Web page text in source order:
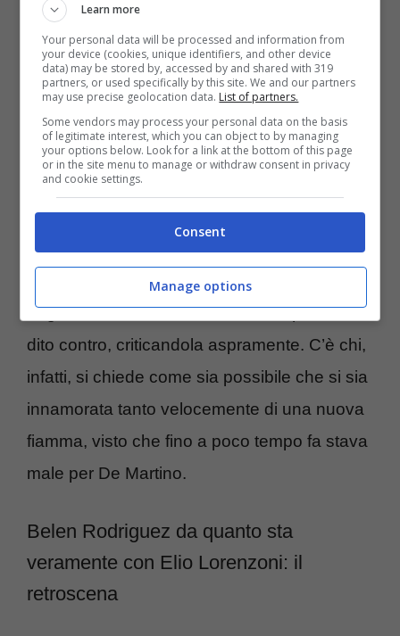
la storia di Belen, che dopo la fine della storia
con De Martino ha ritrovato la serenità grazie
Elio Lorenzoni, il suo nuovo compagno
Al suo fianco si è mostrata sorridente sui
social, condividendo attimi di gioia e
apparendo felice come non lo era da tempo.
Se i fan della showgirl sono gioiosi di vederla
così sorridente, non si può dire lo stesso
degli haters di Belen che le hanno puntato il
dito contro, criticandola aspramente. C’è chi,
infatti, si chiede come sia possibile che si sia
innamorata tanto velocemente di una nuova
fiamma, visto che fino a poco tempo fa stava
male per De Martino.
Belen Rodriguez da quanto sta
veramente con Elio Lorenzoni: il
retroscena
Learn more
Your personal data will be processed and information from
your device (cookies, unique identifiers, and other device
data) may be stored by, accessed by and shared with 319
partners, or used specifically by this site. We and our partners
may use precise geolocation data. List of partners.
Some vendors may process your personal data on the basis
of legitimate interest, which you can object to by managing
your options below. Look for a link at the bottom of this page
or in the site menu to manage or withdraw consent in privacy
and cookie settings.
Consent
Manage options